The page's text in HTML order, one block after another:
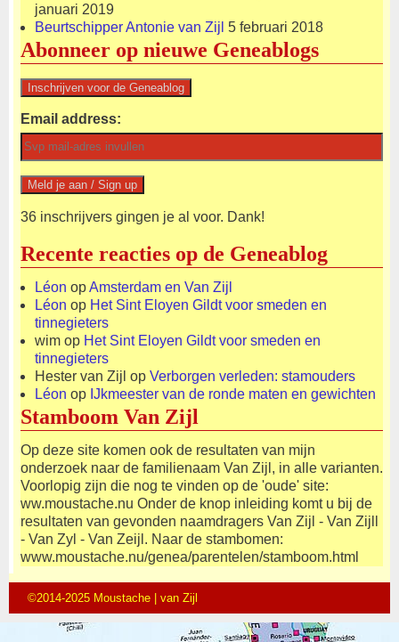
januari 2019
Beurtschipper Antonie van Zijl 5 februari 2018
Abonneer op nieuwe Geneablogs
Email address:
36 inschrijvers gingen je al voor. Dank!
Recente reacties op de Geneablog
Léon opAmsterdam en Van Zijl
Léon op Het Sint Eloyen Gildt voor smeden en
tinnegieters
wim op Het Sint Eloyen Gildt voor smeden en
tinnegieters
Hester van Zijl op Verborgen verleden: stamouders
Léon op IJkmeester van de ronde maten en gewichten
Stamboom Van Zijl
Op deze site komen ook de resultaten van mijn
onderzoek naar de familienaam Van Zijl, in alle varianten.
Voorlopig zijn die nog te vinden op de 'oude' site:
ww.moustache.nu Onder de knop inleiding komt u bij de
resultaten van gevonden naamdragers Van Zijl - Van Zijll
- Van Zyl - Van Zeijl. Naar de stambomen:
www.moustache.nu/genea/parentelen/stamboom.html
©2014-2025 Moustache | van Zijl